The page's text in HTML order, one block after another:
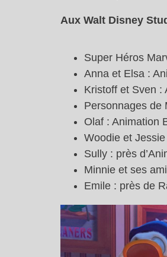
Aux Walt Disney
Super Héros
Anna et Elsa :
Kristoff et Sven :
Personnages de
Olaf : Animation
Woodie et
Sully : près
Minnie et ses
Emile : près de